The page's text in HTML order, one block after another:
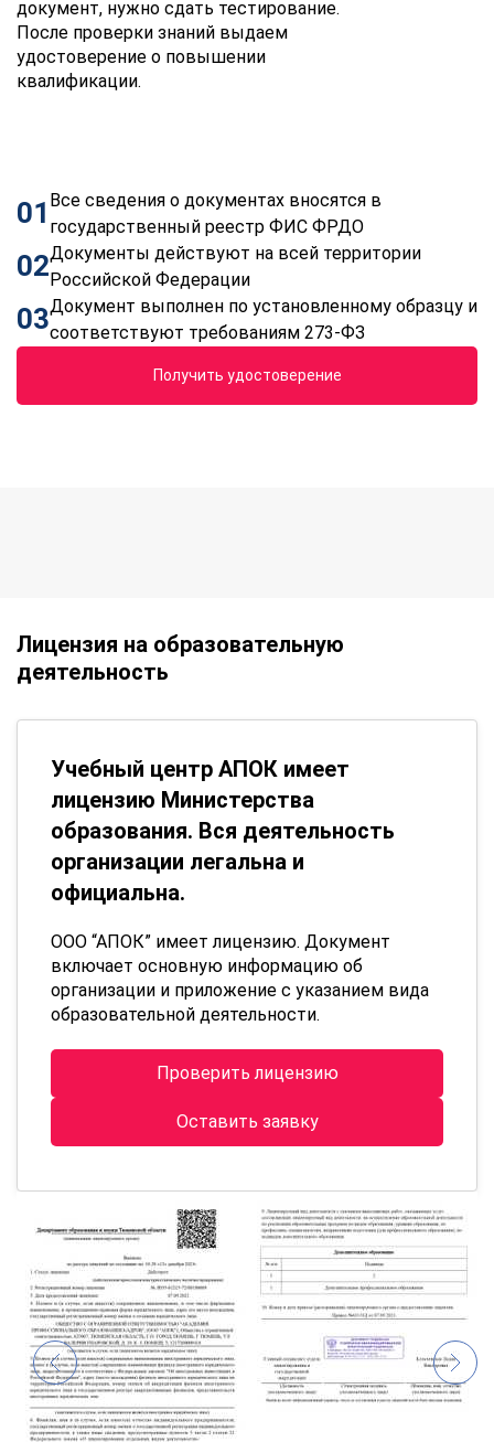
документ, нужно сдать тестирование.
После проверки знаний выдаем
удостоверение о повышении
квалификации.
01 Все сведения о документах вносятся в
государственный реестр ФИС ФРДО
02Документы действуют на всей территории
Российской Федерации
03Документ выполнен по установленному образцу и
соответствуют требованиям 273-ФЗ
Получить удостоверение
Лицензия на образовательную
деятельность
Учебный центр АПОК имеет
лицензию Министерства
образования. Вся деятельность
организации легальна и
официальна.
ООО “АПОК” имеет лицензию. Документ
включает основную информацию об
организации и приложение с указанием вида
образовательной деятельности.
Проверить лицензию
Оставить заявку